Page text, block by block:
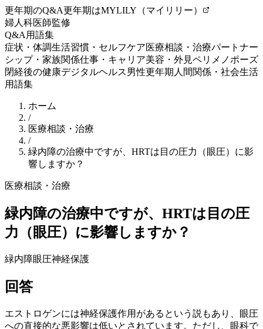
更年期のQ&A更年期はMYLILY（マイリリー）
婦人科医師監修
Q&A 用語集
症状・体調生活習慣・セルフケア医療相談・治療パートナー
シップ・家族関係仕事・キャリア美容・外見ペリメノポーズ
閉経後の健康デジタルヘルス男性更年期 人間関係・社会生活
用語集
ホーム
/
医療相談・治療
/
緑内障の治療中ですが、HRTは目の圧力（眼圧）に影
響しますか？
医療相談・治療
緑内障の治療中ですが、HRTは目の圧
力（眼圧）に影響しますか？
緑内障眼圧神経保護
回答
エストロゲンには神経保護作用があるという説もあり、眼圧
への直接的な悪影響は低いとされています。ただし、眼科で